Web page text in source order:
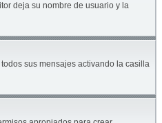
deja su nombre de usuario y la
sus mensajes activando la casilla